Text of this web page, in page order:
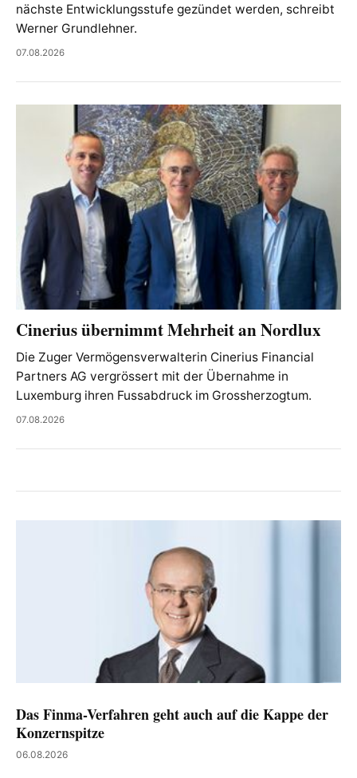
nächste Entwicklungsstufe gezündet werden, schreibt
Werner Grundlehner.
07.08.2026
Cinerius übernimmt Mehrheit an Nordlux
Die Zuger Vermögensverwalterin Cinerius Financial
Partners AG vergrössert mit der Übernahme in
Luxemburg ihren Fussabdruck im Grossherzogtum.
07.08.2026
Das Finma-Verfahren geht auch auf die Kappe der
Konzernspitze
06.08.2026